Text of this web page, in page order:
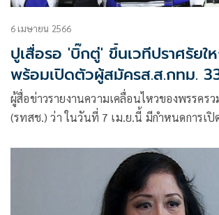
6 เมษายน 2566
ปูเสื่อรอ 'บิ๊กตู่' ขึ้นเวทีปราศรัยใ
พร้อมเปิดตัวผู้สมัครส.ส.กทม.
ผู้สื่อข่าวรายงานความเคลื่อนไหวของพรรคร
(รทสช.) ว่า ในวันที่ 7 เม.ย.นี้ มีกำหนดการเปิ